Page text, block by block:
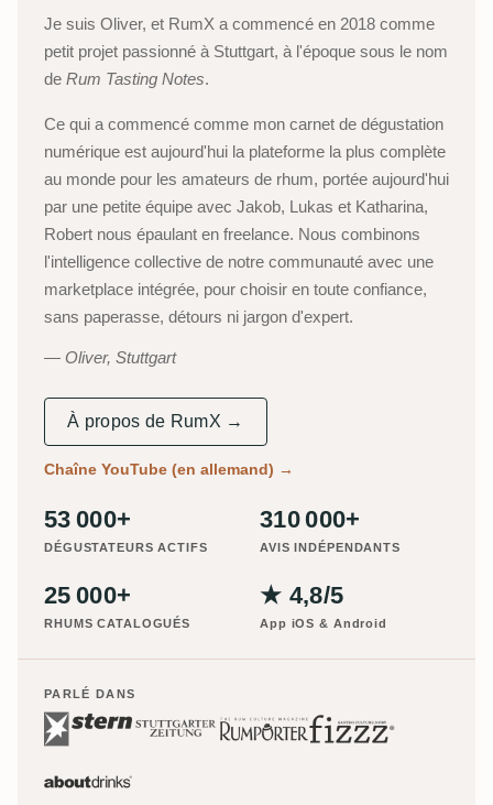
Je suis Oliver, et RumX a commencé en 2018 comme
petit projet passionné à Stuttgart, à l'époque sous le nom
de Rum Tasting Notes.
Ce qui a commencé comme mon carnet de dégustation
numérique est aujourd'hui la plateforme la plus complète
au monde pour les amateurs de rhum, portée aujourd'hui
par une petite équipe avec Jakob, Lukas et Katharina,
Robert nous épaulant en freelance. Nous combinons
l'intelligence collective de notre communauté avec une
marketplace intégrée, pour choisir en toute confiance,
sans paperasse, détours ni jargon d'expert.
Oliver, Stuttgart
À propos de RumX →
Chaîne YouTube (en allemand) →
53 000+
DÉGUSTATEURS ACTIFS
310 000+
AVIS INDÉPENDANTS
25 000+
RHUMS CATALOGUÉS
★ 4,8/5
App iOS & Android
PARLÉ DANS